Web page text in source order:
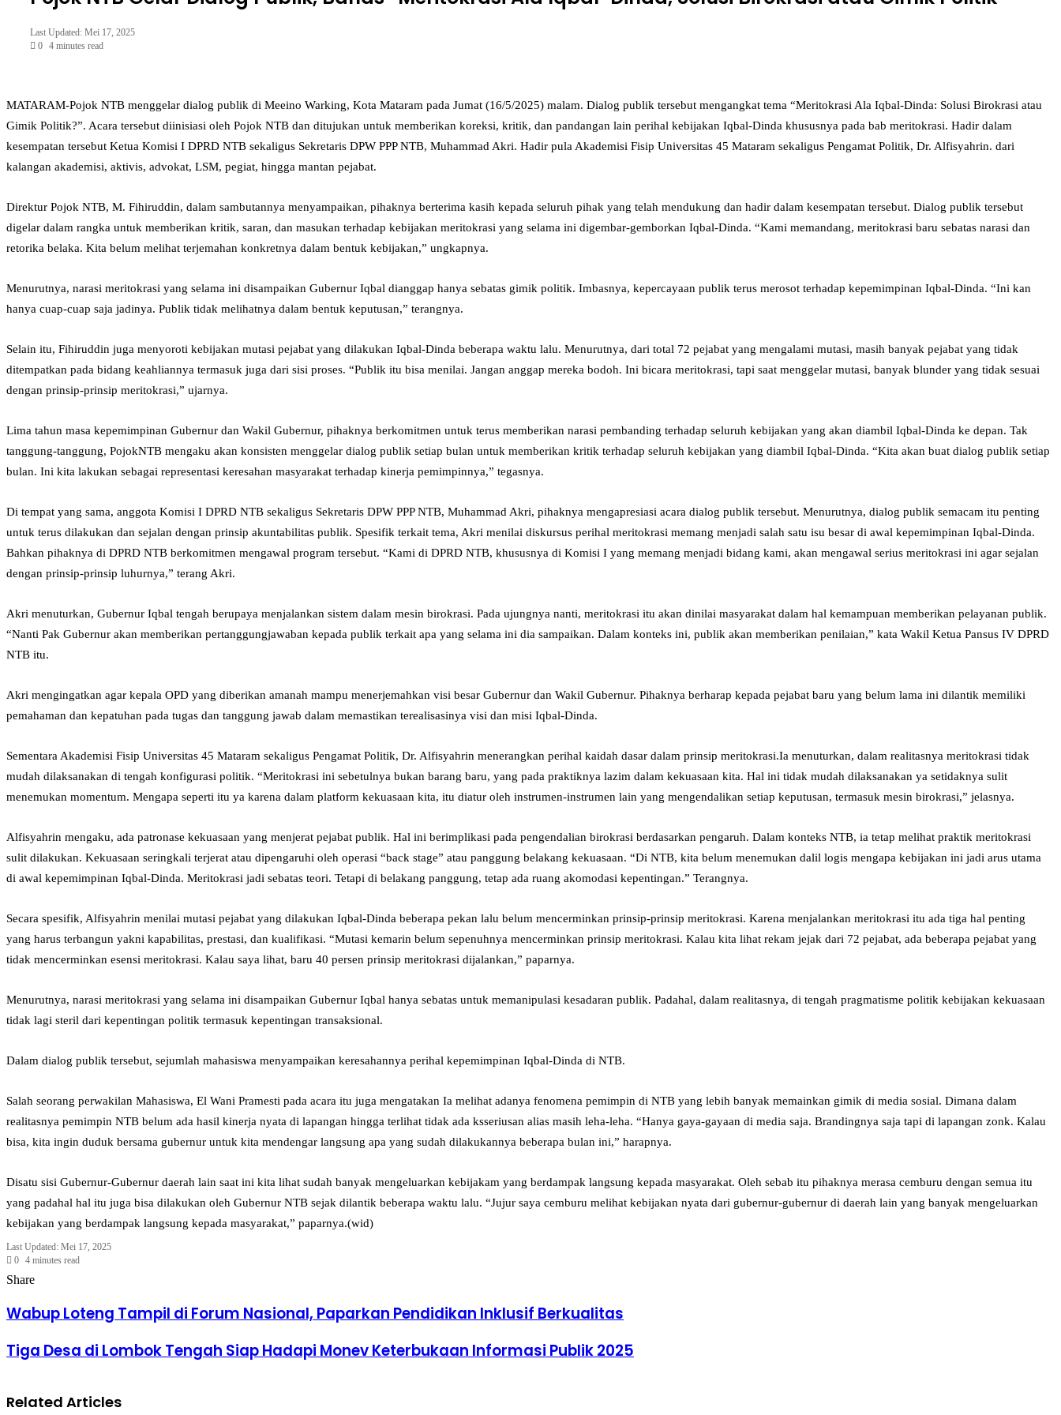
Last Updated: Mei 17, 2025
0 4 minutes read
MATARAM-Pojok NTB menggelar dialog publik di Meeino Warking, Kota Mataram pada Jumat (16/5/2025) malam. Dialog publik tersebut mengangkat tema “Meritokrasi Ala Iqbal-Dinda: Solusi Birokrasi atau
Gimik Politik?”. Acara tersebut diinisiasi oleh Pojok NTB dan ditujukan untuk memberikan koreksi, kritik, dan pandangan lain perihal kebijakan Iqbal-Dinda khususnya pada bab meritokrasi. Hadir dalam
kesempatan tersebut Ketua Komisi I DPRD NTB sekaligus Sekretaris DPW PPP NTB, Muhammad Akri. Hadir pula Akademisi Fisip Universitas 45 Mataram sekaligus Pengamat Politik, Dr. Alfisyahrin. dari
kalangan akademisi, aktivis, advokat, LSM, pegiat, hingga mantan pejabat.
Direktur Pojok NTB, M. Fihiruddin, dalam sambutannya menyampaikan, pihaknya berterima kasih kepada seluruh pihak yang telah mendukung dan hadir dalam kesempatan tersebut. Dialog publik tersebut
digelar dalam rangka untuk memberikan kritik, saran, dan masukan terhadap kebijakan meritokrasi yang selama ini digembar-gemborkan Iqbal-Dinda. “Kami memandang, meritokrasi baru sebatas narasi dan
retorika belaka. Kita belum melihat terjemahan konkretnya dalam bentuk kebijakan,” ungkapnya.
Menurutnya, narasi meritokrasi yang selama ini disampaikan Gubernur Iqbal dianggap hanya sebatas gimik politik. Imbasnya, kepercayaan publik terus merosot terhadap kepemimpinan Iqbal-Dinda. “Ini kan
hanya cuap-cuap saja jadinya. Publik tidak melihatnya dalam bentuk keputusan,” terangnya.
Selain itu, Fihiruddin juga menyoroti kebijakan mutasi pejabat yang dilakukan Iqbal-Dinda beberapa waktu lalu. Menurutnya, dari total 72 pejabat yang mengalami mutasi, masih banyak pejabat yang tidak
ditempatkan pada bidang keahliannya termasuk juga dari sisi proses. “Publik itu bisa menilai. Jangan anggap mereka bodoh. Ini bicara meritokrasi, tapi saat menggelar mutasi, banyak blunder yang tidak sesuai
dengan prinsip-prinsip meritokrasi,” ujarnya.
Lima tahun masa kepemimpinan Gubernur dan Wakil Gubernur, pihaknya berkomitmen untuk terus memberikan narasi pembanding terhadap seluruh kebijakan yang akan diambil Iqbal-Dinda ke depan. Tak
tanggung-tanggung, PojokNTB mengaku akan konsisten menggelar dialog publik setiap bulan untuk memberikan kritik terhadap seluruh kebijakan yang diambil Iqbal-Dinda. “Kita akan buat dialog publik setiap
bulan. Ini kita lakukan sebagai representasi keresahan masyarakat terhadap kinerja pemimpinnya,” tegasnya.
Di tempat yang sama, anggota Komisi I DPRD NTB sekaligus Sekretaris DPW PPP NTB, Muhammad Akri, pihaknya mengapresiasi acara dialog publik tersebut. Menurutnya, dialog publik semacam itu penting
untuk terus dilakukan dan sejalan dengan prinsip akuntabilitas publik. Spesifik terkait tema, Akri menilai diskursus perihal meritokrasi memang menjadi salah satu isu besar di awal kepemimpinan Iqbal-Dinda.
Bahkan pihaknya di DPRD NTB berkomitmen mengawal program tersebut. “Kami di DPRD NTB, khususnya di Komisi I yang memang menjadi bidang kami, akan mengawal serius meritokrasi ini agar sejalan
dengan prinsip-prinsip luhurnya,” terang Akri.
Akri menuturkan, Gubernur Iqbal tengah berupaya menjalankan sistem dalam mesin birokrasi. Pada ujungnya nanti, meritokrasi itu akan dinilai masyarakat dalam hal kemampuan memberikan pelayanan publik.
“Nanti Pak Gubernur akan memberikan pertanggungjawaban kepada publik terkait apa yang selama ini dia sampaikan. Dalam konteks ini, publik akan memberikan penilaian,” kata Wakil Ketua Pansus IV DPRD
NTB itu.
Akri mengingatkan agar kepala OPD yang diberikan amanah mampu menerjemahkan visi besar Gubernur dan Wakil Gubernur. Pihaknya berharap kepada pejabat baru yang belum lama ini dilantik memiliki
pemahaman dan kepatuhan pada tugas dan tanggung jawab dalam memastikan terealisasinya visi dan misi Iqbal-Dinda.
Sementara Akademisi Fisip Universitas 45 Mataram sekaligus Pengamat Politik, Dr. Alfisyahrin menerangkan perihal kaidah dasar dalam prinsip meritokrasi.Ia menuturkan, dalam realitasnya meritokrasi tidak
mudah dilaksanakan di tengah konfigurasi politik. “Meritokrasi ini sebetulnya bukan barang baru, yang pada praktiknya lazim dalam kekuasaan kita. Hal ini tidak mudah dilaksanakan ya setidaknya sulit
menemukan momentum. Mengapa seperti itu ya karena dalam platform kekuasaan kita, itu diatur oleh instrumen-instrumen lain yang mengendalikan setiap keputusan, termasuk mesin birokrasi,” jelasnya.
Alfisyahrin mengaku, ada patronase kekuasaan yang menjerat pejabat publik. Hal ini berimplikasi pada pengendalian birokrasi berdasarkan pengaruh. Dalam konteks NTB, ia tetap melihat praktik meritokrasi
sulit dilakukan. Kekuasaan seringkali terjerat atau dipengaruhi oleh operasi “back stage” atau panggung belakang kekuasaan. “Di NTB, kita belum menemukan dalil logis mengapa kebijakan ini jadi arus utama
di awal kepemimpinan Iqbal-Dinda. Meritokrasi jadi sebatas teori. Tetapi di belakang panggung, tetap ada ruang akomodasi kepentingan.” Terangnya.
Secara spesifik, Alfisyahrin menilai mutasi pejabat yang dilakukan Iqbal-Dinda beberapa pekan lalu belum mencerminkan prinsip-prinsip meritokrasi. Karena menjalankan meritokrasi itu ada tiga hal penting
yang harus terbangun yakni kapabilitas, prestasi, dan kualifikasi. “Mutasi kemarin belum sepenuhnya mencerminkan prinsip meritokrasi. Kalau kita lihat rekam jejak dari 72 pejabat, ada beberapa pejabat yang
tidak mencerminkan esensi meritokrasi. Kalau saya lihat, baru 40 persen prinsip meritokrasi dijalankan,” paparnya.
Menurutnya, narasi meritokrasi yang selama ini disampaikan Gubernur Iqbal hanya sebatas untuk memanipulasi kesadaran publik. Padahal, dalam realitasnya, di tengah pragmatisme politik kebijakan kekuasaan
tidak lagi steril dari kepentingan politik termasuk kepentingan transaksional.
Dalam dialog publik tersebut, sejumlah mahasiswa menyampaikan keresahannya perihal kepemimpinan Iqbal-Dinda di NTB.
Salah seorang perwakilan Mahasiswa, El Wani Pramesti pada acara itu juga mengatakan Ia melihat adanya fenomena pemimpin di NTB yang lebih banyak memainkan gimik di media sosial. Dimana dalam
realitasnya pemimpin NTB belum ada hasil kinerja nyata di lapangan hingga terlihat tidak ada ksseriusan alias masih leha-leha. “Hanya gaya-gayaan di media saja. Brandingnya saja tapi di lapangan zonk. Kalau
bisa, kita ingin duduk bersama gubernur untuk kita mendengar langsung apa yang sudah dilakukannya beberapa bulan ini,” harapnya.
Disatu sisi Gubernur-Gubernur daerah lain saat ini kita lihat sudah banyak mengeluarkan kebijakam yang berdampak langsung kepada masyarakat. Oleh sebab itu pihaknya merasa cemburu dengan semua itu
yang padahal hal itu juga bisa dilakukan oleh Gubernur NTB sejak dilantik beberapa waktu lalu. “Jujur saya cemburu melihat kebijakan nyata dari gubernur-gubernur di daerah lain yang banyak mengeluarkan
kebijakan yang berdampak langsung kepada masyarakat,” paparnya.(wid)
Last Updated: Mei 17, 2025
0 4 minutes read
Facebook
Twitter
LinkedIn
Tumblr
Pinterest
Reddit
VKontakte
Odnoklassniki
Pocket
Share
via
Email
Wabup Loteng Tampil di Forum Nasional, Paparkan Pendidikan Inklusif Berkualitas
Tiga Desa di Lombok Tengah Siap Hadapi Monev Keterbukaan Informasi Publik 2025
Related Articles